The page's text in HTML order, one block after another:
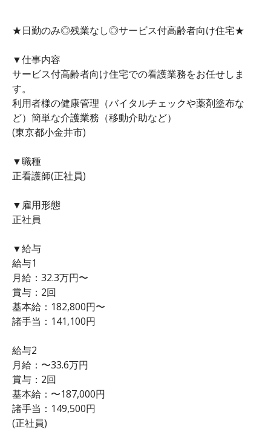
★日勤のみ◎残業なし◎サービス付高齢者向け住宅★
▼仕事内容
サービス付高齢者向け住宅での看護業務をお任せしま
す。
利用者様の健康管理（バイタルチェックや薬剤塗布な
ど）簡単な介護業務（移動介助など）
(東京都小金井市)
▼職種
正看護師(正社員)
▼雇用形態
正社員
▼給与
給与1
月給：32.3万円〜
賞与：2回
基本給：182,800円〜
諸手当：141,100円
給与2
月給：〜33.6万円
賞与：2回
基本給：〜187,000円
諸手当：149,500円
(正社員)